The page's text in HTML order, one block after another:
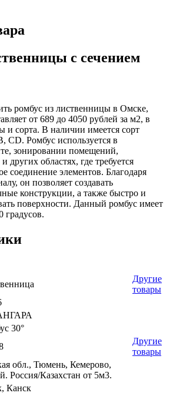
с сечением
ромбус из лиственницы в Омске,
от 689 до 4050 рублей за м2, в
и сорта. В наличии имеется сорт
Ромбус используется в
зонировании помещений,
других областях, где требуется
соединение элементов. Благодаря
он позволяет создавать
конструкции, а также быстро и
поверхности. Данный ромбус имеет
градусов.
Другие
товары
30°
Другие
товары
обл., Тюмень, Кемерово,
Россия/Казахстан от 5м3.
Канск